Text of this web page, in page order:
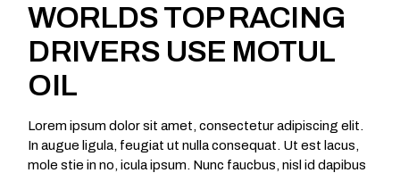
WORLDS TOP RACING
DRIVERS USE MOTUL
OIL
Lorem ipsum dolor sit amet, consectetur adipiscing elit.
In augue ligula, feugiat ut nulla consequat. Ut est lacus,
mole stie in no, icula ipsum. Nunc faucbus, nisl id dapibus